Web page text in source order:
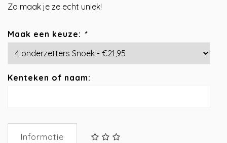
Zo maak je ze echt uniek!
Maak een keuze: *
Kenteken of naam:
Informatie